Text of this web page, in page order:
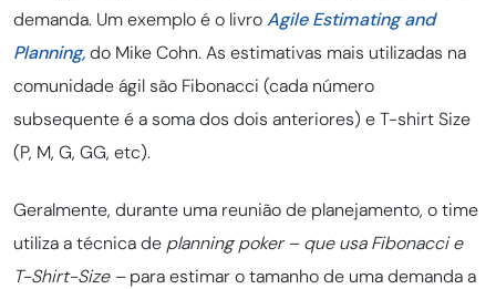
demanda. Um exemplo é o livroAgile Estimating and
Planning,do Mike Cohn. As estimativas mais utilizadas na
comunidade ágil são Fibonacci (cada número
subsequente é a soma dos dois anteriores) e T-shirt Size
(P, M, G, GG, etc).
Geralmente, durante uma reunião de planejamento, o time
utiliza a técnica de planning poker – que usa Fibonacci e
T-Shirt-Size –para estimar o tamanho de uma demanda a